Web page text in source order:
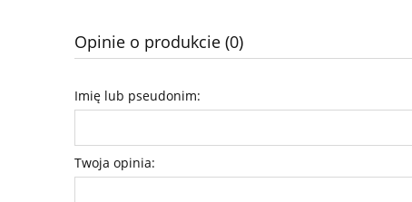
Opinie o produkcie (0)
Imię lub pseudonim:
Twoja opinia: